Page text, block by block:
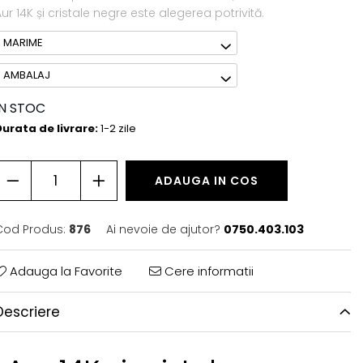
14K și cristale negre este alegerea potrivită.
MARIME
AMBALAJ
STOC
de livrare:1-2 zile
ADAUGA IN COS
Produs: 876 Ai nevoie de ajutor? 0750.403.103
Adauga la Favorite Cere informatii